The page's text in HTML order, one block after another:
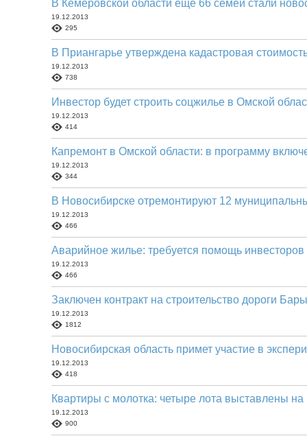
В Кемеровской области еще 66 семей стали
19.12.2013
295
В Приангарье утверждена кадастровая
19.12.2013
738
Инвестор будет строить соцжилье в Омской
19.12.2013
414
Капремонт в Омской области: в программу
19.12.2013
344
В Новосибирске отремонтируют 12
19.12.2013
466
Аварийное жилье: требуется помощь инвесторов
19.12.2013
466
Заключен контракт на строительство дороги
19.12.2013
1812
Новосибирская область примет участие в
19.12.2013
418
Квартиры с молотка: четыре лота выставлены
19.12.2013
900